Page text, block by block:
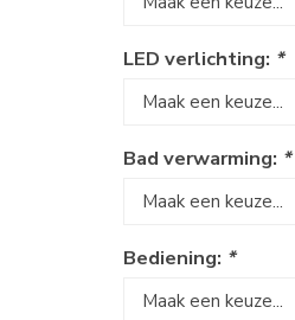
LED verlichting: *
Bad verwarming: *
Bediening: *